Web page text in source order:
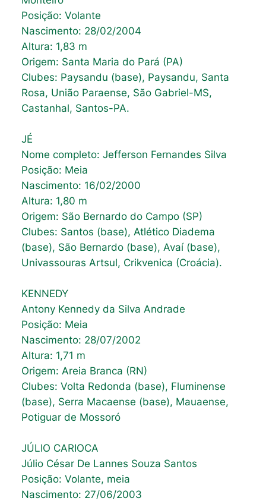
Posição: Volante
Nascimento: 28/02/2004
Altura: 1,83 m
Origem: Santa Maria do Pará (PA)
Clubes: Paysandu (base), Paysandu, Santa
Rosa, União Paraense, São Gabriel-MS,
Castanhal, Santos-PA.
JÉ
Nome completo: Jefferson Fernandes Silva
Posição: Meia
Nascimento: 16/02/2000
Altura: 1,80 m
Origem: São Bernardo do Campo (SP)
Clubes: Santos (base), Atlético Diadema
(base), São Bernardo (base), Avaí (base),
Univassouras Artsul, Crikvenica (Croácia).
KENNEDY
Antony Kennedy da Silva Andrade
Posição: Meia
Nascimento: 28/07/2002
Altura: 1,71 m
Origem: Areia Branca (RN)
Clubes: Volta Redonda (base), Fluminense
(base), Serra Macaense (base), Mauaense,
Potiguar de Mossoró
JÚLIO CARIOCA
Júlio César De Lannes Souza Santos
Posição: Volante, meia
Nascimento: 27/06/2003